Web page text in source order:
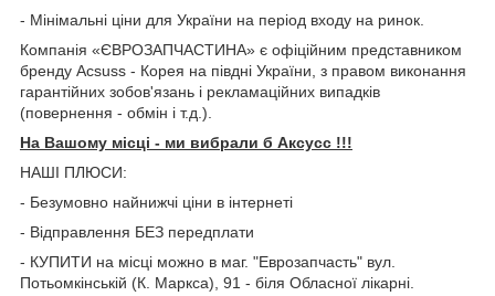
- Мінімальні ціни для України на період входу на ринок.
Компанія «ЄВРОЗАПЧАСТИНА» є офіційним представником
бренду Acsuss - Корея на півдні України, з правом виконання
гарантійних зобов'язань і рекламаційних випадків
(повернення - обмін і т.д.).
На Вашому місці - ми вибрали б Aксусс !!!
НАШІ ПЛЮСИ:
- Безумовно найнижчі ціни в інтернеті
- Відправлення БЕЗ передплати
- КУПИТИ на місці можно в маг. "Еврозапчасть" вул.
Потьомкінській (К. Маркса), 91 - біля Обласної лікарні.